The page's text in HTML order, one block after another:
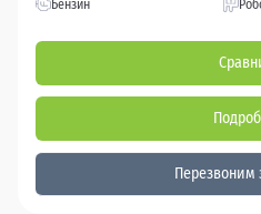
Бензин
Перезвоним